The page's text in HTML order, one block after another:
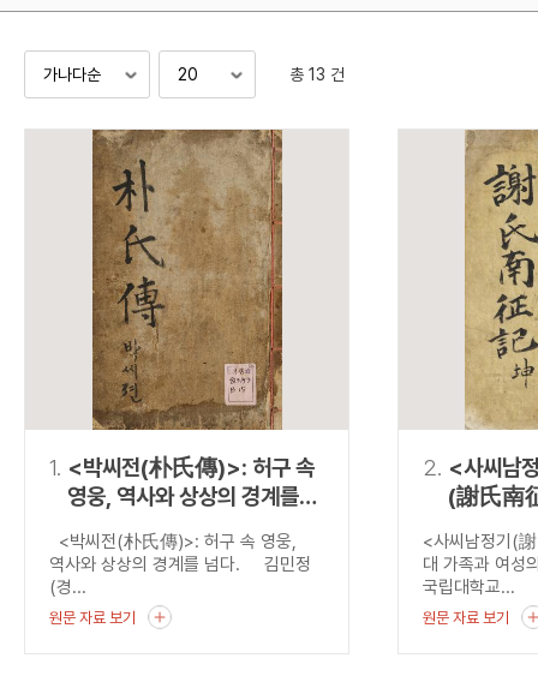
조선 후기
검색 연산자 사용안내
연산자
AND
“정조”와 “정약
OR “정조” 또는 “
NOT
“정조”가 나온
료를 검색
동시에 여러 개의 연산자를 사용할 수 있습니다.
총 13 건
1. <박씨전(朴氏傳)>: 허구 속
영웅, 역사와 상상의 경계를
<박씨전(朴氏傳)>: 허구 속 영웅,
역사와 상상의 경계를 넘다. 김민정
(경...
원문 자료 보기
2. <사씨남
(謝氏南
가족과
<사씨남정기(
대 가족과 여
국립대학교...
원문 자료 보기